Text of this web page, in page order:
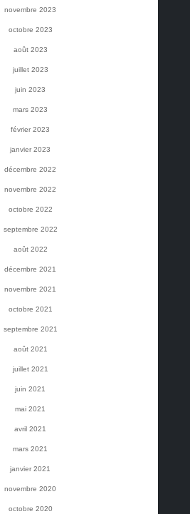
novembre 2023
octobre 2023
août 2023
juillet 2023
juin 2023
mars 2023
février 2023
janvier 2023
décembre 2022
novembre 2022
octobre 2022
septembre 2022
août 2022
décembre 2021
novembre 2021
octobre 2021
septembre 2021
août 2021
juillet 2021
juin 2021
mai 2021
avril 2021
mars 2021
janvier 2021
novembre 2020
octobre 2020